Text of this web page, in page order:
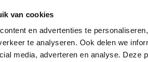
van cookies
en advertenties te
te analyseren. Ook delen we
media, adverteren en analyse. Deze
Onze winkel